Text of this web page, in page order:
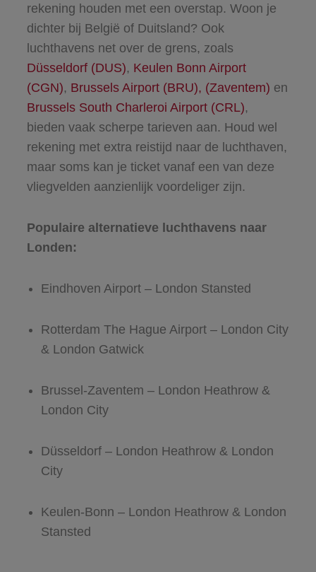
rekening houden met een overstap. Woon je
dichter bij België of Duitsland? Ook
luchthavens net over de grens, zoals
Düsseldorf (DUS), Keulen Bonn Airport
(CGN), Brussels Airport (BRU), (Zaventem) en
Brussels South Charleroi Airport (CRL),
bieden vaak scherpe tarieven aan. Houd wel
rekening met extra reistijd naar de luchthaven,
maar soms kan je ticket vanaf een van deze
vliegvelden aanzienlijk voordeliger zijn.
Populaire alternatieve luchthavens naar
Londen:
Eindhoven Airport – London Stansted
Rotterdam The Hague Airport – London City
& London Gatwick
Brussel-Zaventem – London Heathrow &
London City
Düsseldorf – London Heathrow & London
City
Keulen-Bonn – London Heathrow & London
Stansted